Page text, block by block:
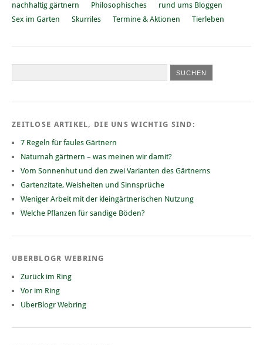
nachhaltig gärtnern
Philosophisches
rund ums Bloggen
Sex im Garten
Skurriles Termine & Aktionen Tierleben
ZEITLOSE ARTIKEL, DIE UNS WICHTIG SIND:
7 Regeln für faules Gärtnern
Naturnah gärtnern – was meinen wir damit?
Vom Sonnenhut und den zwei Varianten des Gärtnerns
Gartenzitate, Weisheiten und Sinnsprüche
Weniger Arbeit mit der kleingärtnerischen Nutzung
Welche Pflanzen für sandige Böden?
UBERBLOGR WEBRING
Zurück im Ring
Vor im Ring
UberBlogr Webring